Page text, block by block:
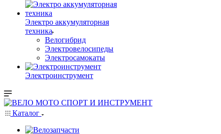
Электро аккумуляторная
техника
Велогибрид
Электровелосипеды
Электросамокаты
Электроинструмент
Каталог